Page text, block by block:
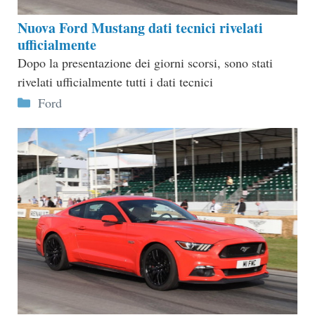
Nuova Ford Mustang dati tecnici rivelati
ufficialmente
Dopo la presentazione dei giorni scorsi, sono stati
rivelati ufficialmente tutti i dati tecnici
Categorie
Ford